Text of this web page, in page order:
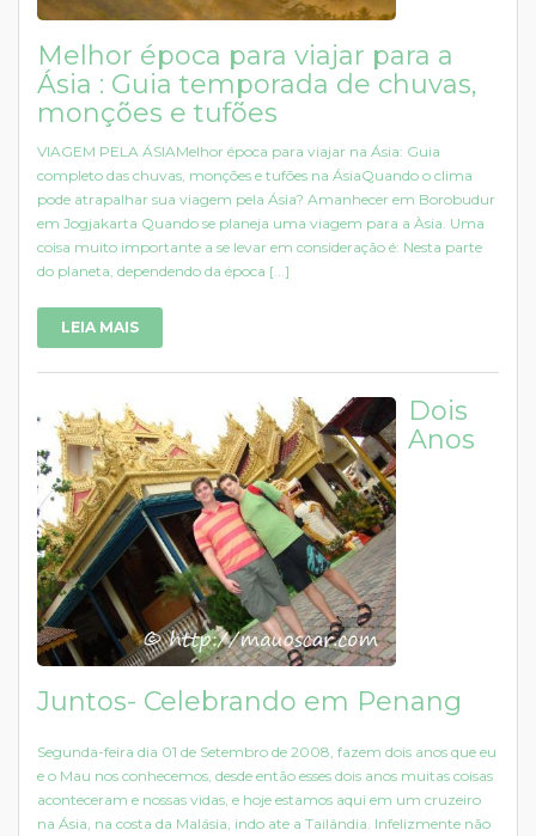
Melhor época para viajar para a
Ásia : Guia temporada de chuvas,
monções e tufões
VIAGEM PELA ÁSIAMelhor época para viajar na Ásia: Guia
completo das chuvas, monções e tufões na ÁsiaQuando o clima
pode atrapalhar sua viagem pela Ásia? Amanhecer em Borobudur
em Jogjakarta Quando se planeja uma viagem para a Àsia. Uma
coisa muito importante a se levar em consideração é: Nesta parte
do planeta, dependendo da época [...]
LEIA MAIS
Dois
Anos
Juntos- Celebrando em Penang
Segunda-feira dia 01 de Setembro de 2008, fazem dois anos que eu
e o Mau nos conhecemos, desde então esses dois anos muitas coisas
aconteceram e nossas vidas, e hoje estamos aqui em um cruzeiro
na Ásia, na costa da Malásia, indo ate a Tailândia. Infelizmente não